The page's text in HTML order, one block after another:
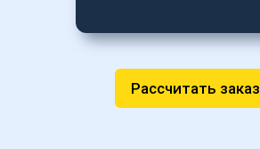
Рассчитать заказ